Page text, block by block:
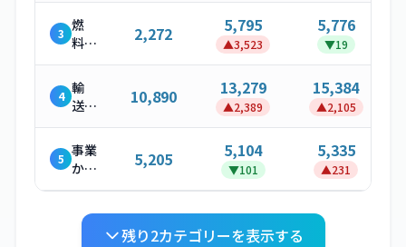
3 燃
料・
エネ
ルギ
ー関
連活
動
2,272 5,795
▲3,523
5,776
▼19
4 輸
送・
配送
（上
流）
10,890 13,279
▲2,389
15,384
▲2,105
5 事業
から
発生
廃棄
5,205 5,104
▼101
5,335
▲231
残り2カテゴリーを表示する